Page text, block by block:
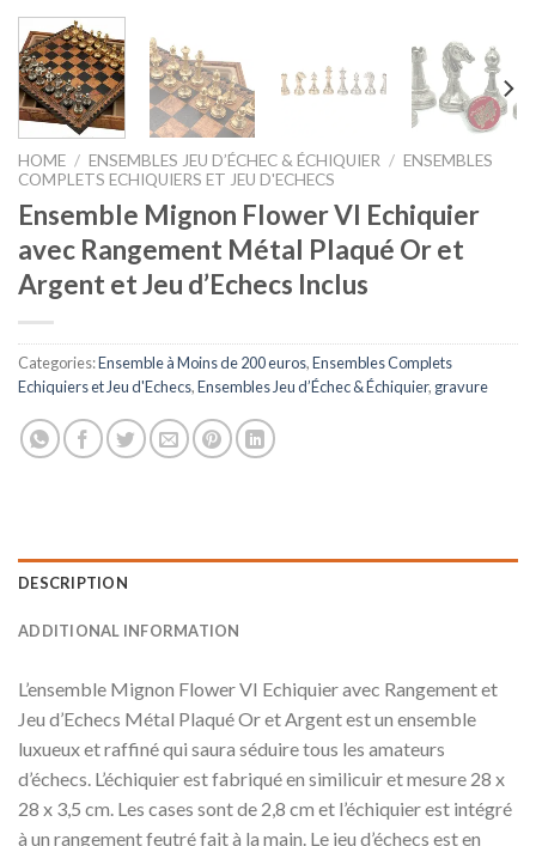
HOME / ENSEMBLES JEU D’ÉCHEC & ÉCHIQUIER / ENSEMBLES
COMPLETS ECHIQUIERS ET JEU D'ECHECS
Ensemble Mignon Flower VI Echiquier
avec Rangement Métal Plaqué Or et
Argent et Jeu d’Echecs Inclus
Categories:Ensemble à Moins de 200 euros,Ensembles Complets
Echiquiers et Jeu d'Echecs,Ensembles Jeu d’Échec & Échiquier, gravure
DESCRIPTION
ADDITIONAL INFORMATION
L’ensemble Mignon Flower VI Echiquier avec Rangement et
Jeu d’Echecs Métal Plaqué Or et Argent est un ensemble
luxueux et raffiné qui saura séduire tous les amateurs
d’échecs. L’échiquier est fabriqué en similicuir et mesure 28 x
28 x 3,5 cm. Les cases sont de 2,8 cm et l’échiquier est intégré
à un rangement feutré fait à la main. Le jeu d’échecs est en